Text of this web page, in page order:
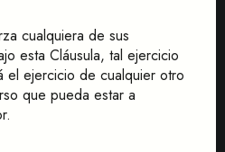
cualquiera de sus
esta Cláusula, tal ejercicio
el ejercicio de cualquier otro
que pueda estar a